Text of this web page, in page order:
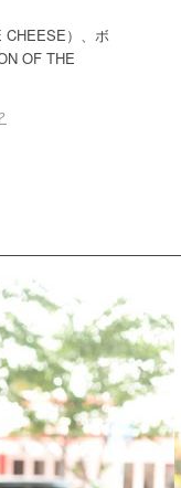
CHEESE）、ボ
OF THE